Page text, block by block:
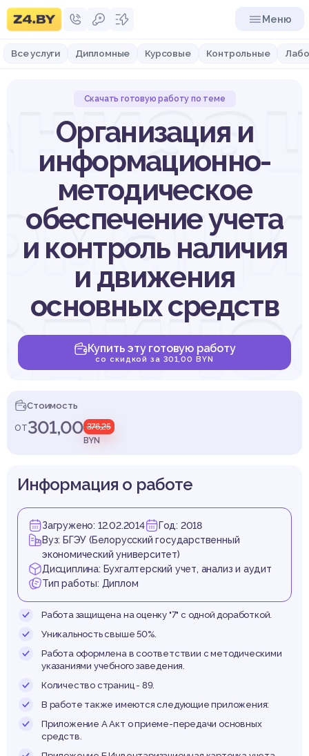
Меню
Все услуги Дипломные Курсовые Контрольные
Скачать готовую работу по теме
Организация и
информационно-
методическое
обеспечение учета
и контроль наличия
и движения
основных средств
Купить эту готовую работу
со скидкой за 301,00 BYN
и
Стоимость
от301,00 376,25
BYN
Информация о работе
Загружено: 12.02.2014
Год: 2018
Вуз: БГЭУ (Белорусский государственный
экономический университет)
Дисциплина: Бухгалтерский учет, анализ и аудит
Тип работы: Диплом
Работа защищена на оценку "7" с одной доработкой.
Уникальность свыше 50%.
Работа оформлена в соответствии с методическими
указаниями учебного заведения.
Количество страниц - 89.
В работе также имеются следующие приложения:
Приложение А Акт о приеме-передачи основных
средств.